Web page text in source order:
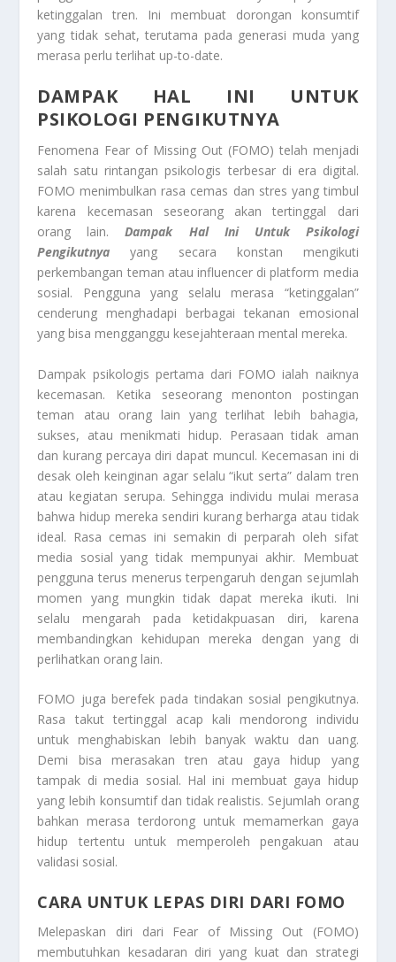
ketinggalan tren. Ini membuat dorongan konsumtif
yang tidak sehat, terutama pada generasi muda yang
merasa perlu terlihat up-to-date.
DAMPAK HAL INI UNTUK
PSIKOLOGI PENGIKUTNYA
Fenomena Fear of Missing Out (FOMO) telah menjadi
salah satu rintangan psikologis terbesar di era digital.
FOMO menimbulkan rasa cemas dan stres yang timbul
karena kecemasan seseorang akan tertinggal dari
orang lain.Dampak Hal Ini Untuk Psikologi
Pengikutnya yang secara konstan mengikuti
perkembangan teman atau influencer di platform media
sosial. Pengguna yang selalu merasa “ketinggalan”
cenderung menghadapi berbagai tekanan emosional
yang bisa mengganggu kesejahteraan mental mereka.
Dampak psikologis pertama dari FOMO ialah naiknya
kecemasan. Ketika seseorang menonton postingan
teman atau orang lain yang terlihat lebih bahagia,
sukses, atau menikmati hidup. Perasaan tidak aman
dan kurang percaya diri dapat muncul. Kecemasan ini di
desak oleh keinginan agar selalu “ikut serta” dalam tren
atau kegiatan serupa. Sehingga individu mulai merasa
bahwa hidup mereka sendiri kurang berharga atau tidak
ideal. Rasa cemas ini semakin di perparah oleh sifat
media sosial yang tidak mempunyai akhir. Membuat
pengguna terus menerus terpengaruh dengan sejumlah
momen yang mungkin tidak dapat mereka ikuti. Ini
selalu mengarah pada ketidakpuasan diri, karena
membandingkan kehidupan mereka dengan yang di
perlihatkan orang lain.
FOMO juga berefek pada tindakan sosial pengikutnya.
Rasa takut tertinggal acap kali mendorong individu
untuk menghabiskan lebih banyak waktu dan uang.
Demi bisa merasakan tren atau gaya hidup yang
tampak di media sosial. Hal ini membuat gaya hidup
yang lebih konsumtif dan tidak realistis. Sejumlah orang
bahkan merasa terdorong untuk memamerkan gaya
hidup tertentu untuk memperoleh pengakuan atau
validasi sosial.
CARA UNTUK LEPAS DIRI DARI FOMO
Melepaskan diri dari Fear of Missing Out (FOMO)
membutuhkan kesadaran diri yang kuat dan strategi